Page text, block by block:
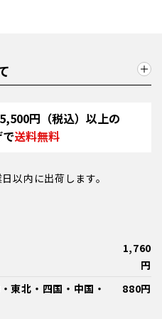
円（税込）以上の
送料無料
以内に出荷します。
1,760
円
東北・四国・中国・
880円